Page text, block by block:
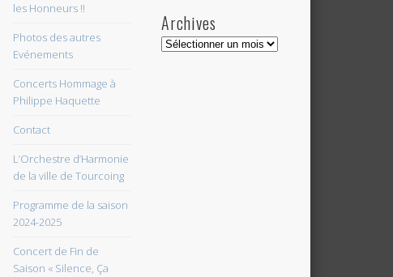
les Honneurs !!
Photos des autres
Evénements
Concerts Hommage à
Philippe Haquette
Contact
L’Orchestre d’Harmonie
de la ville de Tourcoing
Programme de la saison
2024-2025
Concert de Fin de
Saison « Silence, Ça
Archives
Archives